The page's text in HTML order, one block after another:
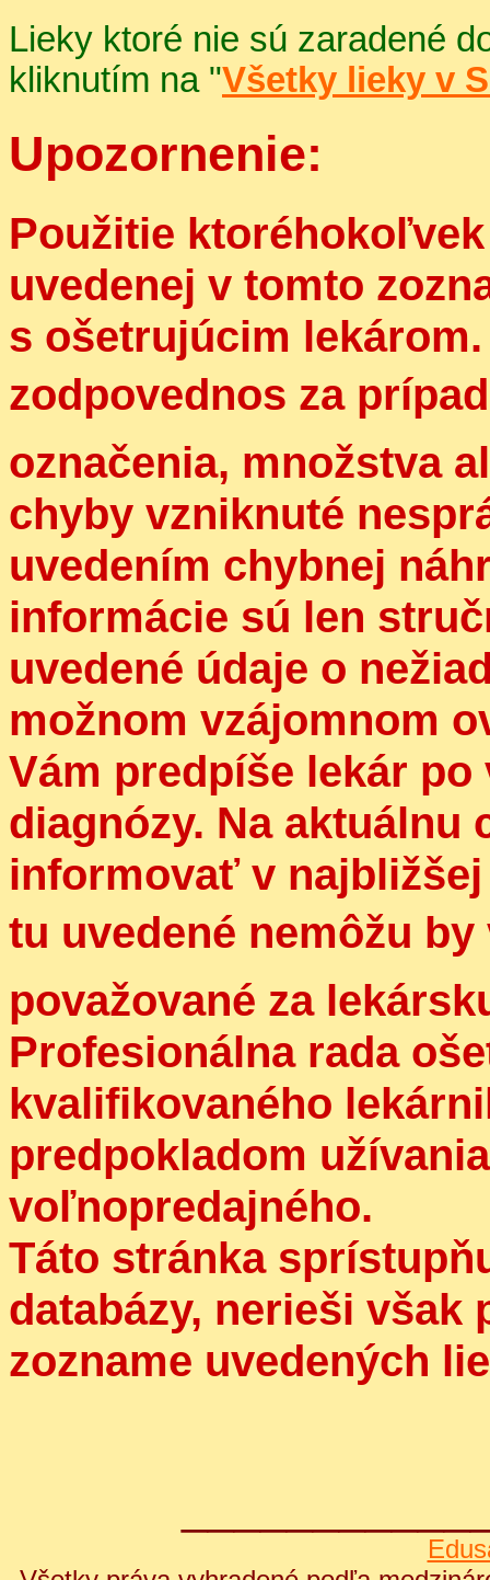
Lieky ktoré nie sú zaradené
kliknutím na "Všetky lieky v
Upozornenie:
Použitie
uvedenej v tomto
s ošetrujúcim
zodpovednos za
označenia, množstva
chyby vzniknuté
uvedením chybnej
informácie sú len
uvedené údaje o
možnom vzájomnom
Vám predpíše lekár
diagnózy. Na aktuálnu
informovať v
tu uvedené nemôžu
považované za
Profesionálna rada
kvalifikovaného
predpokladom
voľnopredajného.
Táto stránka
databázy, nerieši
zozname uvedených